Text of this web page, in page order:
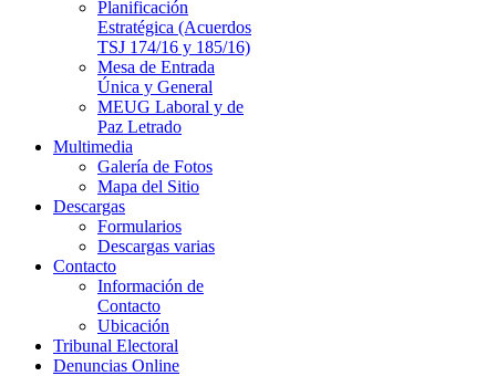
Planificación
Estratégica (Acuerdos
TSJ 174/16 y 185/16)
Mesa de Entrada
Única y General
MEUG Laboral y de
Paz Letrado
Multimedia
Galería de Fotos
Mapa del Sitio
Descargas
Formularios
Descargas varias
Contacto
Información de
Contacto
Ubicación
Tribunal Electoral
Denuncias Online